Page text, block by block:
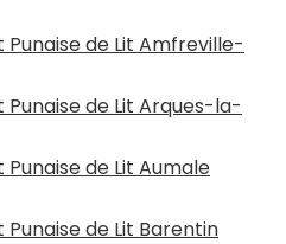
de Lit Amfreville-
de Lit Arques-la-
de Lit Aumale
de Lit Barentin